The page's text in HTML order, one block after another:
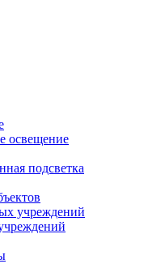
освещение
подсветка
учреждений